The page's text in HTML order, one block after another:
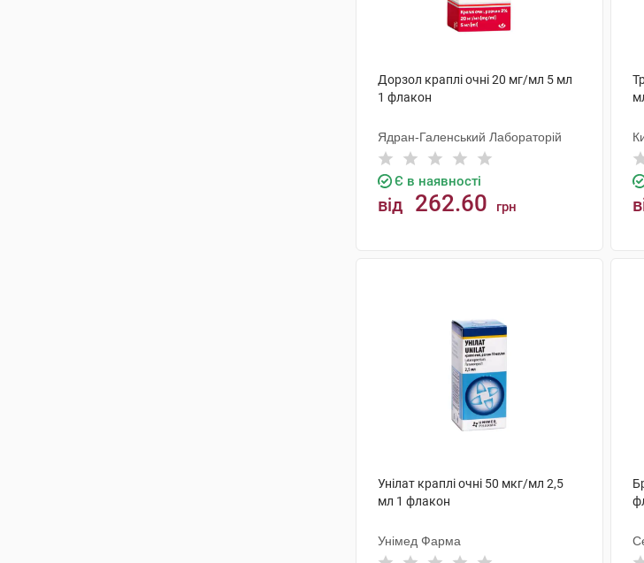
Дорзол краплі очні 20 мг/мл 5 мл
1 флакон
Ядран-Галенський Лабораторій
Є в наявності
від 262.60 грн
Унілат краплі очні 50 мкг/мл 2,5
мл 1 флакон
Унімед Фарма